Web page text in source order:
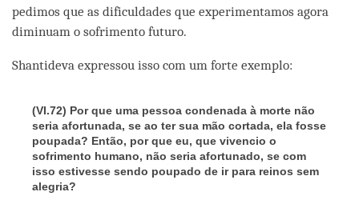
pedimos que as dificuldades que experimentamos agora
diminuam o sofrimento futuro.
Shantideva expressou isso com um forte exemplo:
(VI.72) Por que uma pessoa condenada à morte não
seria afortunada, se ao ter sua mão cortada, ela fosse
poupada? Então, por que eu, que vivencio o
sofrimento humano, não seria afortunado, se com
isso estivesse sendo poupado de ir para reinos sem
alegria?